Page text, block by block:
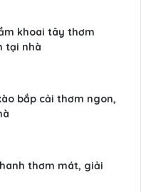
khoai tây thơm
tại nhà
bắp cải thơm ngon,
thơm mát, giải